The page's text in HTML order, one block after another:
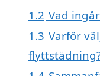
1.2 Vad
1.3 Varför